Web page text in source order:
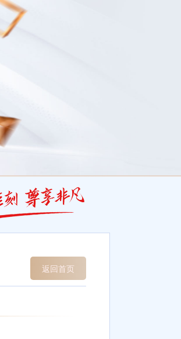
尊贵会员，推出的专享福利，只要您进行游戏
返回首页